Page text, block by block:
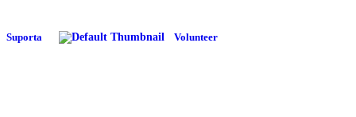
Suporta Volunteer